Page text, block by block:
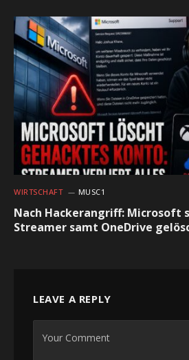
WIRTSCHAFT MUSC1
Nach Hackerangriff: Microsoft
Streamer samt OneDrive
LEAVE A REPLY